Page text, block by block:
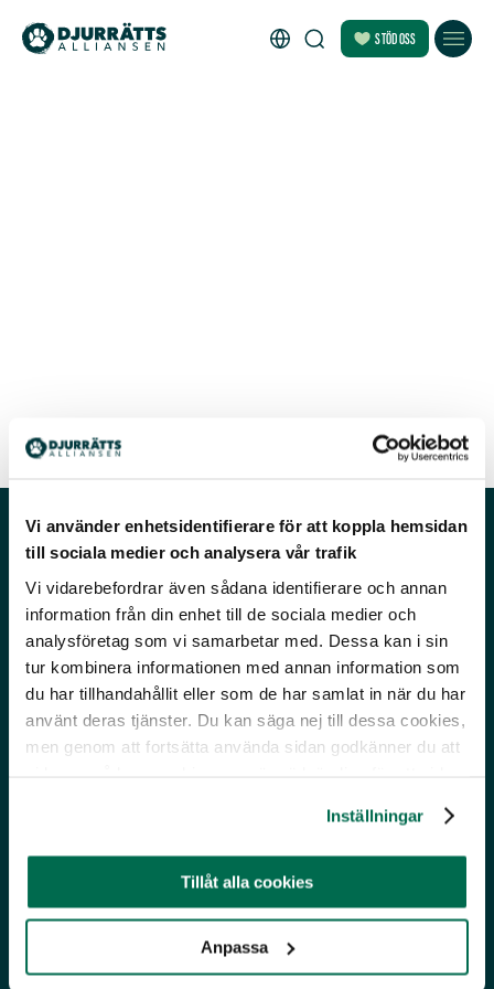
Vi använder enhetsidentifierare för att koppla hemsidan
till sociala medier och analysera vår trafik
Vi vidarebefordrar även sådana identifierare och annan
information från din enhet till de sociala medier och
analysföretag som vi samarbetar med. Dessa kan i sin
tur kombinera informationen med annan information som
du har tillhandahållit eller som de har samlat in när du har
använt deras tjänster. Du kan säga nej till dessa cookies,
men genom att fortsätta använda sidan godkänner du att
Inställningar
Tillåt alla cookies
Anpassa
STÖD OSS
Djurrättsalliansen är en ideell organisation som kämpar för djurs
rättigheter. Vi strävar efter ett samhälle utan djurförtryck där inga
djur utnyttjas för mat, kläder, nöje eller som försöksobjekt. Genom
att dokumentera och avslöja djurindustrier, bedriva
opinionsbildning och vara en inspirationskälla till djurvänlig
livsstil gör vi skillnad för djuren.
STÖD OSS
Öppnas i nytt fönsterÖppnas i nytt fönster